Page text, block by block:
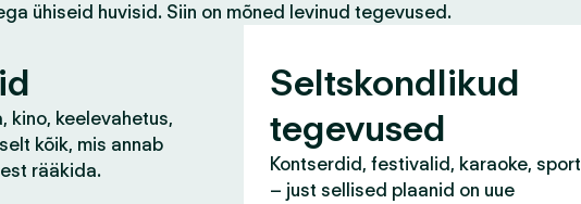
ühiseid huvisid. Siin on mõned levinud tegevused.
kino, keelevahetus,
kõik, mis annab
rääkida.
Seltskondlikud
tegevused
Kontserdid, festivalid, karaoke, sport
– just sellised plaanid on uue